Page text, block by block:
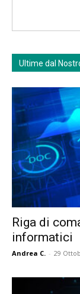
Ultime dal
Riga di
informatici
Andrea C. - 29